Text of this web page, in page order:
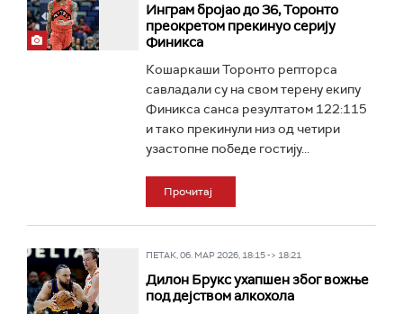
Инграм бројао до 36, Торонто
преокретом прекинуо серију
Финикса
Кошаркаши Торонто репторса
савладали су на свом терену екипу
Финикса санса резултатом 122:115
и тако прекинули низ од четири
узастопне победе гостију...
Прочитај
ПЕТАК, 06. МАР 2026, 18:15 -> 18:21
Дилон Брукс ухапшен због вожње
под дејством алкохола